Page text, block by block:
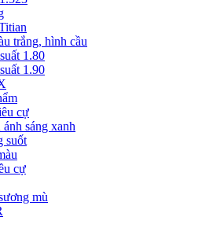
trắng, hình cầu
1.80
1.90
cự
sáng xanh
suốt
cự
mù